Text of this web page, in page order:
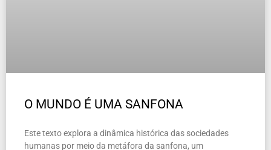
O MUNDO É UMA SANFONA
Este texto explora a dinâmica histórica das sociedades
humanas por meio da metáfora da sanfona, um